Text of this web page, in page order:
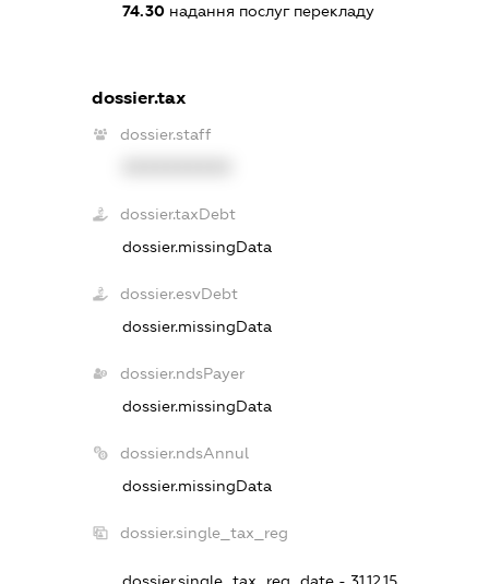
74.30надання послуг перекладу
dossier.tax
dossier.staff
dossier.taxDebt
dossier.missingData
dossier.esvDebt
dossier.missingData
dossier.ndsPayer
dossier.missingData
dossier.ndsAnnul
dossier.missingData
dossier.single_tax_reg